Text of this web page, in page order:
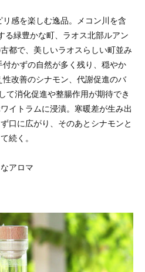
感を楽しむ逸品。メコン川を含
る緑豊かな町、ラオス北部ルアン
都で、美しいラオスらしい町並み
かずの自然が多く残り、穏やか
改善のシナモン、代謝促進のバ
て消化促進や整腸作用が期待でき
イトラムに浸漬。寒暖差が生み出
口に広がり、そのあとシナモンと
続く。
アロマ